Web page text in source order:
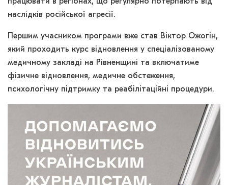
працювати в регіонах, що регулярно потерпають від
наслідків російської агресії.
Першим учасником програми вже став Віктор Ожогін,
який проходить курс відновлення у спеціалізованому
медичному закладі на Рівненщині та включатиме
фізичне відновлення, медичне обстеження,
психологічну підтримку та реабілітаційні процедури.